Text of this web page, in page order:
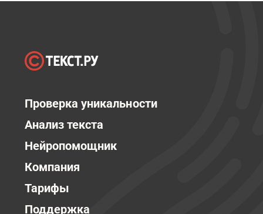
Проверка уникальности
Анализ текста
Нейропомощник
Компания
Тарифы
Поддержка